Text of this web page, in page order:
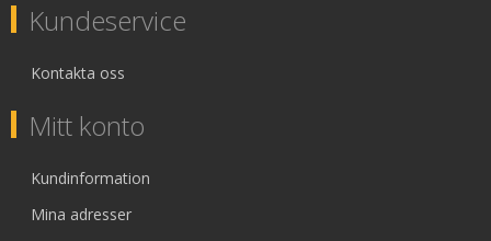
Kundeservice
Kontakta oss
Mitt konto
Kundinformation
Mina adresser